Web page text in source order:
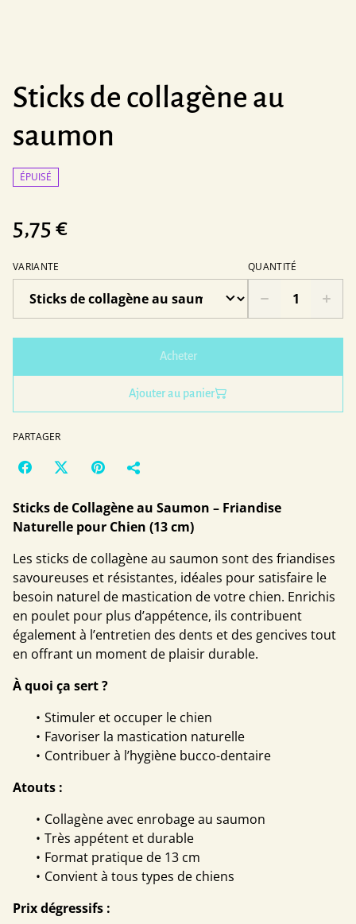
Sticks de collagène au
saumon
ÉPUISÉ
5,75 €
VARIANTE QUANTITÉ
Acheter
Ajouter au panier
PARTAGER
Sticks de Collagène au Saumon – Friandise
Naturelle pour Chien (13 cm)
Les sticks de collagène au saumon sont des friandises
savoureuses et résistantes, idéales pour satisfaire le
besoin naturel de mastication de votre chien. Enrichis
en poulet pour plus d’appétence, ils contribuent
également à l’entretien des dents et des gencives tout
en offrant un moment de plaisir durable.
À quoi ça sert ?
Stimuler et occuper le chien
Favoriser la mastication naturelle
Contribuer à l’hygiène bucco-dentaire
Atouts :
Collagène avec enrobage au saumon
Très appétent et durable
Format pratique de 13 cm
Convient à tous types de chiens
Prix dégressifs :